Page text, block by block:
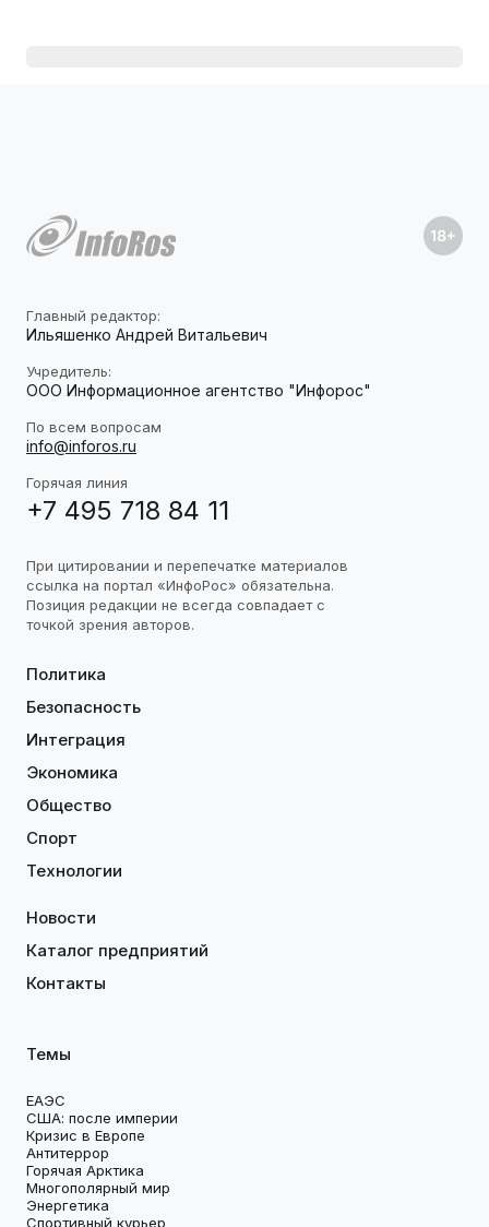
Главный редактор:
Ильяшенко Андрей Витальевич
Учредитель:
ООО Информационное агентство "Инфорос"
По всем вопросам
info@inforos.ru
Горячая линия
+7 495 718 84 11
При цитировании и перепечатке материалов
ссылка на портал «ИнфоРос» обязательна.
Позиция редакции не всегда совпадает с
точкой зрения авторов.
Политика
Безопасность
Интеграция
Экономика
Общество
Спорт
Технологии
Новости
Каталог предприятий
Контакты
Темы
ЕАЭС
США: после империи
Кризис в Европе
Антитеррор
Горячая Арктика
Многополярный мир
Энергетика
Спортивный курьер